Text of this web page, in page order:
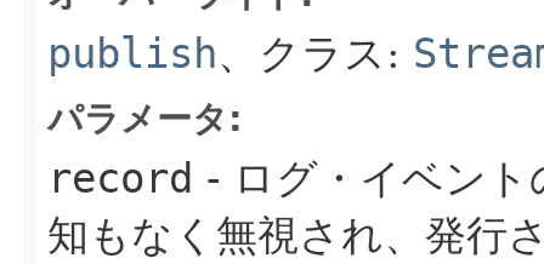
publish、クラス:
パラメータ:
record - ログ・イベント
知もなく無視され、発行